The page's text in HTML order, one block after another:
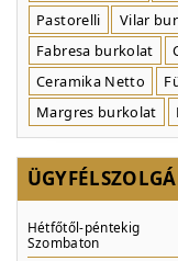
Pastorelli
Vilar
Fabresa burkolat
Ceramika Netto
Margres burkolat
Hétfőtől-péntekig
Szombaton